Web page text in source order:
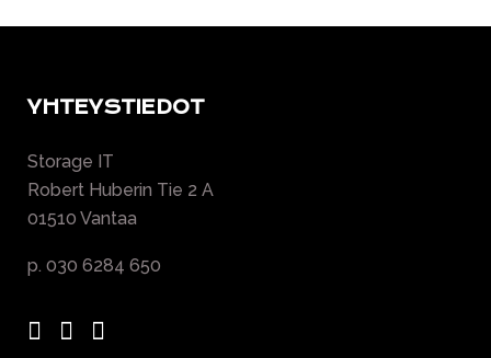
YHTEYSTIEDOT
Storage IT
Robert Huberin Tie 2 A
01510 Vantaa
p. 030 6284 650